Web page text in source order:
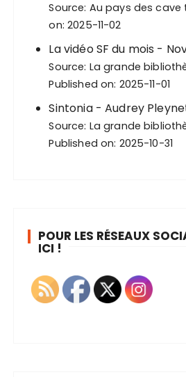
Source: Au pays des cave
on: 2025-11-02
La vidéo SF du mois -
Source: La grande
Published on: 2025-11-01
Sintonia - Audrey
Source: La grande
Published on: 2025-10-31
POUR LES RÉSEAUX
ICI !